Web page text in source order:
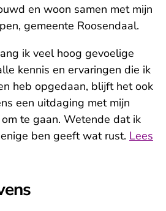
en woon samen met mijn
gemeente Roosendaal.
ik veel hoog gevoelige
kennis en ervaringen die ik
heb opgedaan, blijft het ook
een uitdaging met mijn
te gaan. Wetende dat ik
ben geeft wat rust. Lees